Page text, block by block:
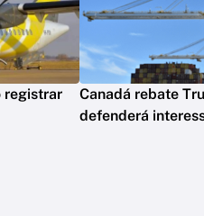
registrar
Canadá rebate
defenderá